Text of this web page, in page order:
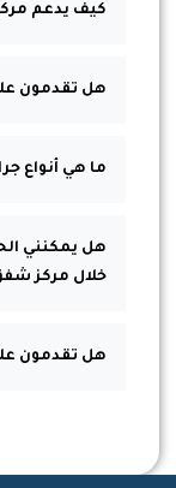
كيف يدعم
هل تقدمون
ما هي أنواع
هل يمكنني
خلال مركز
هل تقدمون